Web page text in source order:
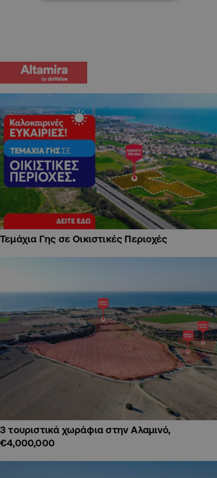
Τεμάχια Γης σε Οικιστικές Περιοχές
3 τουριστικά χωράφια στην Αλαμινό,
€4,000,000